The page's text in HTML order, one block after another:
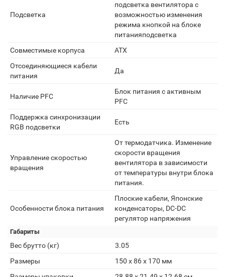
Подсветка
подсветка вентилятора с
возможностью изменения
режима кнопкой на блоке
питанияподсветка
Совместимые корпуса
ATX
Отсоединяющиеся кабели
питания
Да
Наличие PFC
Блок питания с активным
PFC
Поддержка синхронизации
RGB подсветки
Есть
Управление скоростью
вращения
От термодатчика. Изменение
скорости вращения
вентилятора в зависимости
от температуры внутри блока
питания.
Особенности блока питания
Плоские кабели, Японские
конденсаторы, DC-DC
регулятор напряжения
Габариты
Вес брутто (кг)
3.05
Размеры
150 x 86 x 170 мм